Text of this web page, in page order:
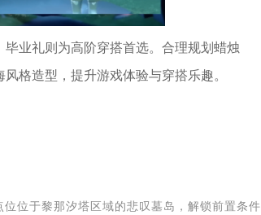
业礼则为高阶穿搭首选。合理规划蜡烛
格造型，提升游戏体验与穿搭乐趣。
位于黎那汐塔区域的悲叹墓岛，解锁前置条件